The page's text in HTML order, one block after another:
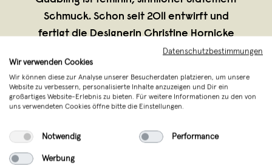
Schmuck. Schon seit 2011 entwirft und
fertigt die Designerin Christine Hornicke
Slow Fashion Schmuckstücke mit eigener
Handschrift. Die aktuelle Kollektion
fokussiert sich auf schlichte, archais...
Weiterlesen
Datenschutzbestimmungen
Wir verwenden Cookies
Wir können diese zur Analyse unserer Besucherdaten platzieren, um unsere
Website zu verbessern, personalisierte Inhalte anzuzeigen und Dir ein
großartiges Website-Erlebnis zu bieten. Für weitere Informationen zu den von
uns verwendeten Cookies öffne bitte die Einstellungen.
Notwendig Performance
Werbung